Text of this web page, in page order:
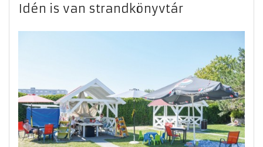
Idén is van strandkönyvtár